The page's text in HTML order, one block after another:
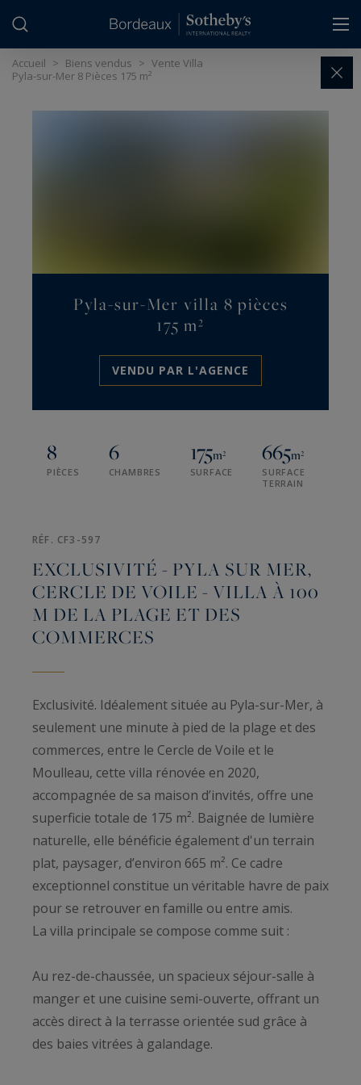
Accueil > Biens vendus > Vente Villa
Pyla-sur-Mer 8 Pièces 175 m²
Pyla-sur-Mer villa 8 pièces
175 m²
VENDU PAR L'AGENCE
8
PIÈCES
6
CHAMBRES
175m²
SURFACE
665m²
SURFACE
TERRAIN
RÉF. CF3-597
EXCLUSIVITÉ - PYLA SUR MER,
CERCLE DE VOILE - VILLA À 100
M DE LA PLAGE ET DES
COMMERCES
Exclusivité. Idéalement située au Pyla-sur-Mer, à
seulement une minute à pied de la plage et des
commerces, entre le Cercle de Voile et le
Moulleau, cette villa rénovée en 2020,
accompagnée de sa maison d’invités, offre une
superficie totale de 175 m². Baignée de lumière
naturelle, elle bénéficie également d'un terrain
plat, paysager, d’environ 665 m². Ce cadre
exceptionnel constitue un véritable havre de paix
pour se retrouver en famille ou entre amis.
La villa principale se compose comme suit :
Au rez-de-chaussée, un spacieux séjour-salle à
manger et une cuisine semi-ouverte, offrant un
accès direct à la terrasse orientée sud grâce à
des baies vitrées à galandage.